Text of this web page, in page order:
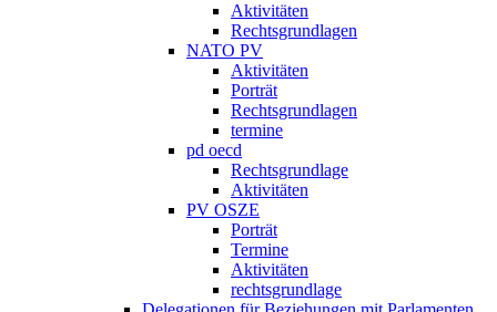
Aktivitäten
Rechtsgrundlagen
NATO PV
Aktivitäten
Porträt
Rechtsgrundlagen
termine
pd oecd
Rechtsgrundlage
Aktivitäten
PV OSZE
Porträt
Termine
Aktivitäten
rechtsgrundlage